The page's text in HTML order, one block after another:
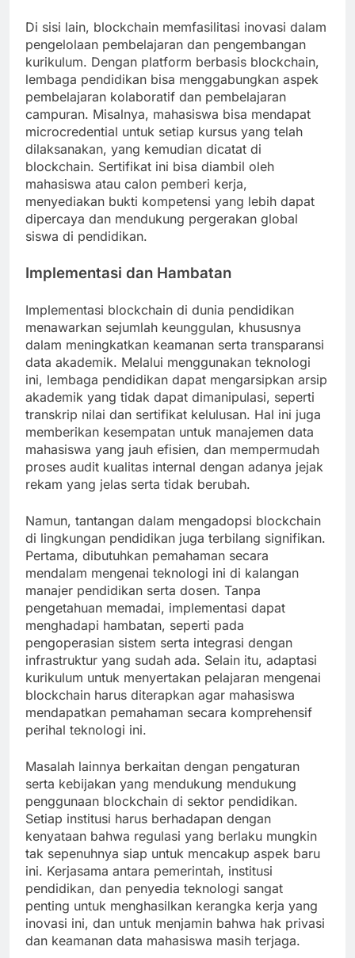
Di sisi lain, blockchain memfasilitasi inovasi dalam
pengelolaan pembelajaran dan pengembangan
kurikulum. Dengan platform berbasis blockchain,
lembaga pendidikan bisa menggabungkan aspek
pembelajaran kolaboratif dan pembelajaran
campuran. Misalnya, mahasiswa bisa mendapat
microcredential untuk setiap kursus yang telah
dilaksanakan, yang kemudian dicatat di
blockchain. Sertifikat ini bisa diambil oleh
mahasiswa atau calon pemberi kerja,
menyediakan bukti kompetensi yang lebih dapat
dipercaya dan mendukung pergerakan global
siswa di pendidikan.
Implementasi dan Hambatan
Implementasi blockchain di dunia pendidikan
menawarkan sejumlah keunggulan, khususnya
dalam meningkatkan keamanan serta transparansi
data akademik. Melalui menggunakan teknologi
ini, lembaga pendidikan dapat mengarsipkan arsip
akademik yang tidak dapat dimanipulasi, seperti
transkrip nilai dan sertifikat kelulusan. Hal ini juga
memberikan kesempatan untuk manajemen data
mahasiswa yang jauh efisien, dan mempermudah
proses audit kualitas internal dengan adanya jejak
rekam yang jelas serta tidak berubah.
Namun, tantangan dalam mengadopsi blockchain
di lingkungan pendidikan juga terbilang signifikan.
Pertama, dibutuhkan pemahaman secara
mendalam mengenai teknologi ini di kalangan
manajer pendidikan serta dosen. Tanpa
pengetahuan memadai, implementasi dapat
menghadapi hambatan, seperti pada
pengoperasian sistem serta integrasi dengan
infrastruktur yang sudah ada. Selain itu, adaptasi
kurikulum untuk menyertakan pelajaran mengenai
blockchain harus diterapkan agar mahasiswa
mendapatkan pemahaman secara komprehensif
perihal teknologi ini.
Masalah lainnya berkaitan dengan pengaturan
serta kebijakan yang mendukung mendukung
penggunaan blockchain di sektor pendidikan.
Setiap institusi harus berhadapan dengan
kenyataan bahwa regulasi yang berlaku mungkin
tak sepenuhnya siap untuk mencakup aspek baru
ini. Kerjasama antara pemerintah, institusi
pendidikan, dan penyedia teknologi sangat
penting untuk menghasilkan kerangka kerja yang
inovasi ini, dan untuk menjamin bahwa hak privasi
dan keamanan data mahasiswa masih terjaga.